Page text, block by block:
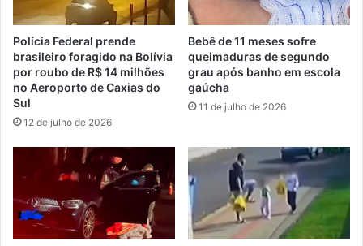
Polícia Federal prende
brasileiro foragido na Bolívia
por roubo de R$ 14 milhões
no Aeroporto de Caxias do
Sul
12 de julho de 2026
Bebê de 11 meses sofre
queimaduras de segundo
grau após banho em escola
gaúcha
11 de julho de 2026